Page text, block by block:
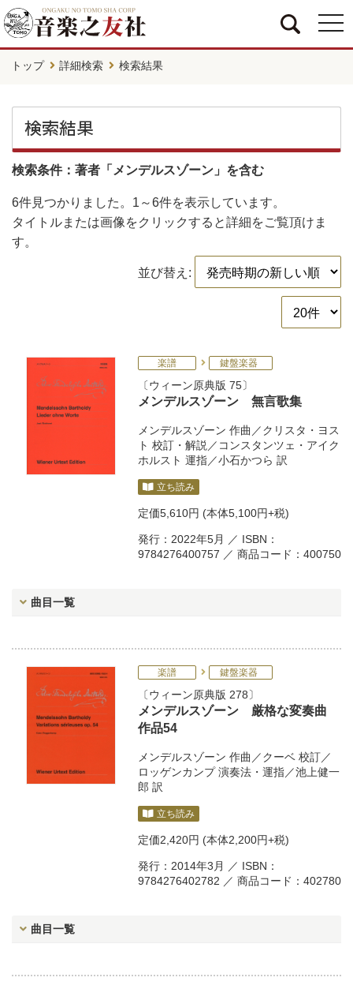
トップ 詳細検索 検索結果
検索結果
検索条件：著者「メンデルスゾーン」を含む
6件見つかりました。 1～6件を表示しています。
タイトルまたは画像をクリックすると詳細をご覧頂けま
す。
並び替え:
楽譜 鍵盤楽器
ウィーン原典版 75
メンデルスゾーン 無言歌集
メンデルスゾーン 作曲／クリスタ・ヨス
ト 校訂・解説／ コンスタンツェ・アイク
ホルスト 運指／小石かつら 訳
立ち読み
定価5,610円 (本体5,100円+税)
発行：2022年5月 ／ ISBN：
9784276400757 ／ 商品コード：400750
曲目一覧
楽譜 鍵盤楽器
ウィーン原典版 278
メンデルスゾーン 厳格な変奏曲
作品54
メンデルスゾーン 作曲／クーベ 校訂／
ロッゲンカンプ演奏法・運指／池上健一
郎 訳
立ち読み
定価2,420円 (本体2,200円+税)
発行：2014年3月 ／ ISBN：
9784276402782 ／ 商品コード：402780
曲目一覧